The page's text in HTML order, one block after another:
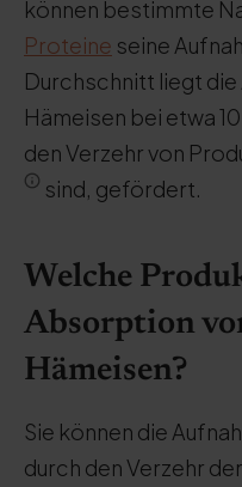
können bestimmte
Proteine seine
Durchschnitt liegt
Hämeisen bei etwa
den Verzehr von
sind, gefördert.
Welche
Absorption
Hämeisen?
Sie können die
durch den Verzehr